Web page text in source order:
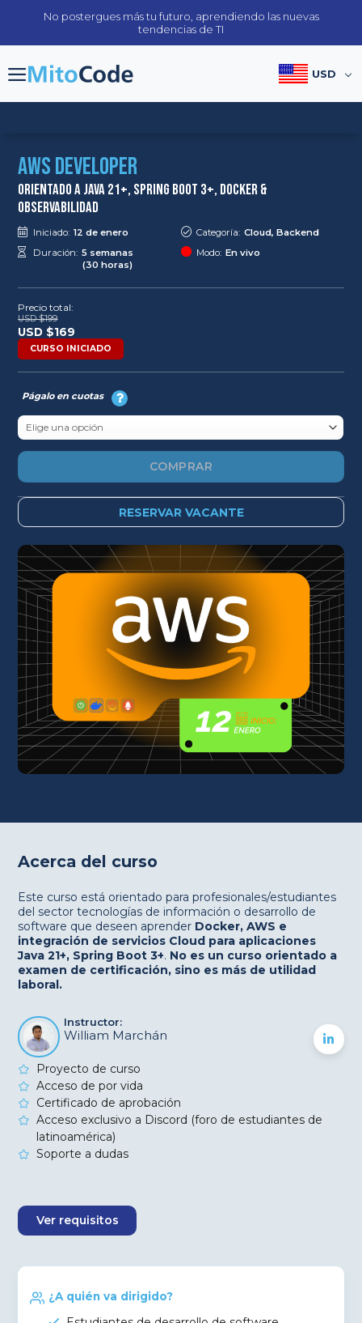
No postergues más tu futuro, aprendiendo las nuevas
tendencias de TI
USD
AWS Developer
Orientado a Java 21+, Spring Boot 3+, Docker &
Observabilidad
Iniciado: 12 de enero Categoría: Cloud, Backend
Duración: 5 semanas
(30 horas)
Modo: En vivo
Precio total:
USD $199
Original
price
was:
USD
$199.
USD $169
price
is:
USD
$169.
CURSO INICIADO
Págalo en cuotas
COMPRAR
RESERVAR VACANTE
Acerca del curso
Este curso está orientado para profesionales/estudiantes
del sector tecnologías de información o desarrollo de
software que deseen aprender Docker, AWS e
integración de servicios Cloud para aplicaciones
Java 21+, Spring Boot 3+. No es un curso orientado a
examen de certificación, sino es más de utilidad
laboral.
Instructor:
William Marchán
Proyecto de curso
Acceso de por vida
Certificado de aprobación
Acceso exclusivo a Discord (foro de estudiantes de
latinoamérica)
Soporte a dudas
Ver requisitos
¿A quién va dirigido?